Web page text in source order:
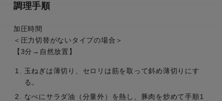
調理手順
加圧時間
＜圧力切替がないタイプの場合＞
【3分→自然放置】
玉ねぎは薄切り、セロリは筋を取って斜め薄切りにす
る。
なべにサラダ油（分量外）を熱し、豚肉を炒めて手順1